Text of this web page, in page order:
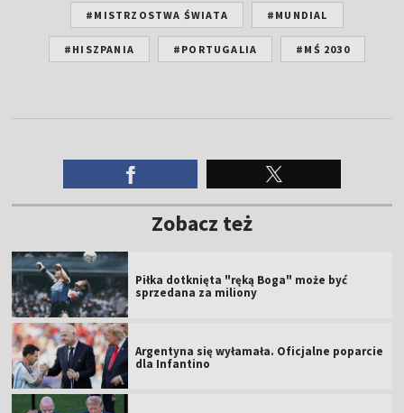
#MISTRZOSTWA ŚWIATA #MUNDIAL
#HISZPANIA #PORTUGALIA #MŚ 2030
Zobacz też
Piłka dotknięta "ręką Boga" może być
sprzedana za miliony
Argentyna się wyłamała. Oficjalne poparcie
dla Infantino